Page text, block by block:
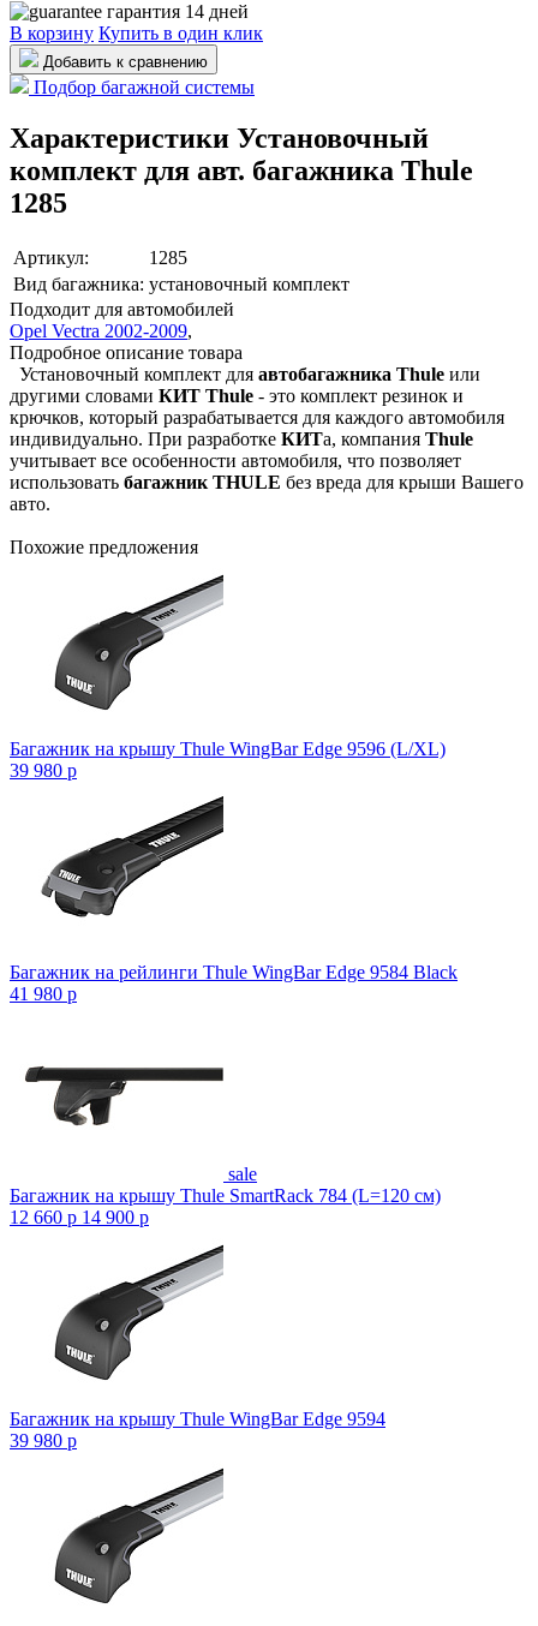
гарантия 14 дней
В корзину Купить в один клик
Добавить к сравнению
Подбор багажной системы
Характеристики Установочный
комплект для авт. багажника Thule
1285
Артикул:
1285
Вид багажника: установочный комплект
Подходит для автомобилей
Opel Vectra 2002-2009,
Подробное описание товара
Установочный комплект для автобагажника Thule или
другими словами КИТ Thule - это комплект резинок и
крючков, который разрабатывается для каждого автомобиля
индивидуально. При разработке КИТа, компания Thule
учитывает все особенности автомобиля, что позволяет
использовать багажник THULE без вреда для крыши Вашего
авто.
Похожие предложения
Багажник на крышу Thule WingBar Edge 9596 (L/XL)
39 980 p
Багажник на рейлинги Thule WingBar Edge 9584 Black
41 980 p
sale
Багажник на крышу Thule SmartRack 784 (L=120 см)
12 660 p 14 900 p
Багажник на крышу Thule WingBar Edge 9594
39 980 p